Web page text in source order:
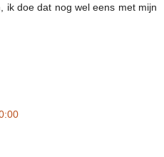
ik doe dat nog wel eens met mijn